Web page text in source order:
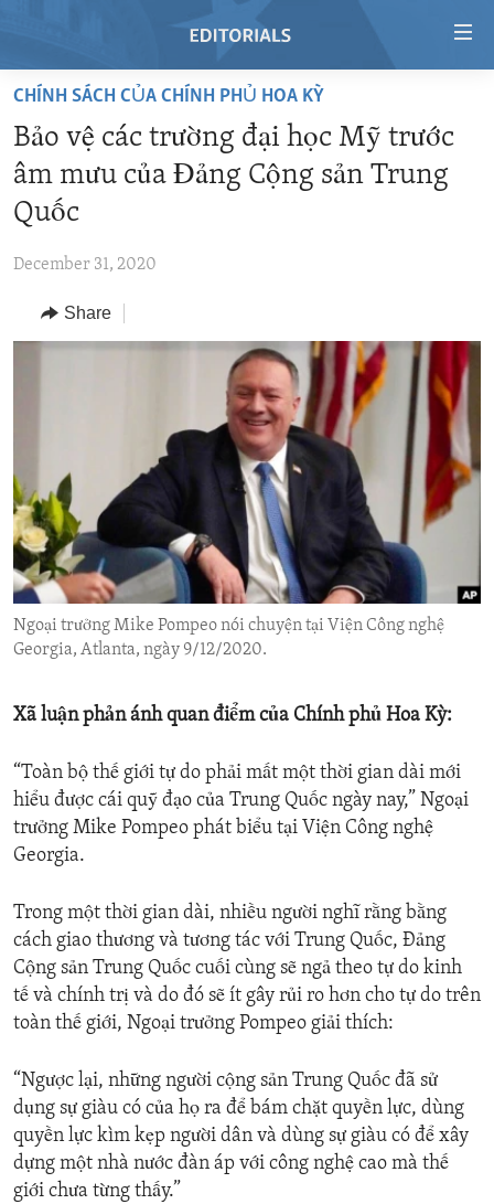
Skip
main
content
Skip
main
to
VIDEO
RADIO
AMERICAS
TOPICS
HUMAN RIGHTS
DEMOCRACY AND GOVERNANCE
ECONOMY AND TRADE
ENVIRONMENT AND HEALTH
IDEALS AND INSTITUTIONS
ARCHIVE
ABOUT US
CHÍNH SÁCH CỦA CHÍNH PHỦ HOA KỲ
Bảo vệ các trường đại học Mỹ trước
âm mưu của Ðảng Cộng sản Trung
Quốc
December 31, 2020
Share
Ngoại trưởng Mike Pompeo nói chuyện tại Viện Công nghệ
Georgia, Atlanta, ngày 9/12/2020.
Xã luận phản ánh quan điểm của Chính phủ Hoa Kỳ:
“Toàn bộ thế giới tự do phải mất một thời gian dài mới
hiểu được cái quỹ đạo của Trung Quốc ngày nay,” Ngoại
trưởng Mike Pompeo phát biểu tại Viện Công nghệ
Georgia.
Trong một thời gian dài, nhiều người nghĩ rằng bằng
cách giao thương và tương tác với Trung Quốc, Đảng
Cộng sản Trung Quốc cuối cùng sẽ ngả theo tự do kinh
tế và chính trị và do đó sẽ ít gây rủi ro hơn cho tự do trên
toàn thế giới, Ngoại trưởng Pompeo giải thích:
“Ngược lại, những người cộng sản Trung Quốc đã sử
dụng sự giàu có của họ ra để bám chặt quyền lực, dùng
quyền lực kìm kẹp người dân và dùng sự giàu có để xây
dựng một nhà nước đàn áp với công nghệ cao mà thế
giới chưa từng thấy.”